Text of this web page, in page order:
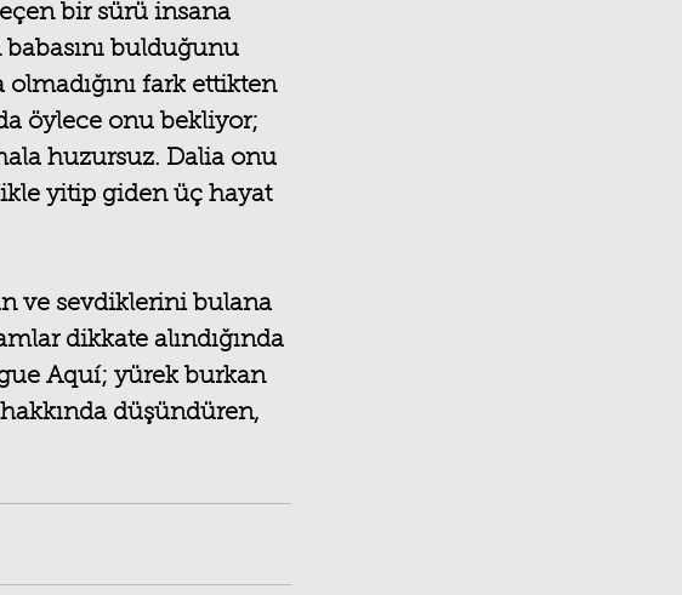
bir sürü insana
bulduğunu
fark ettikten
öylece onu bekliyor;
hala huzursuz. Dalia onu
yitip giden üç hayat
ve sevdiklerini bulana
dikkate alındığında
Aquí; yürek burkan
düşündüren,